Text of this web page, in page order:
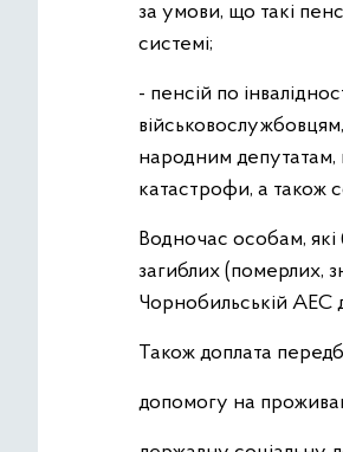
за умови, що такі
системі;
- пенсій по
народним депутатам,
катастрофи, а також
Водночас особам,
загиблих (померлих,
Чорнобильській АЕС
Також доплата
допомогу на